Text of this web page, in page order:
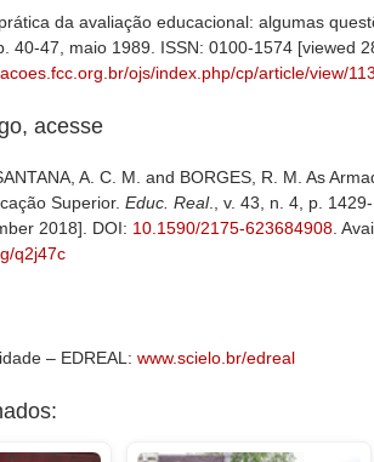
da avaliação educacional: algumas
40-47, maio 1989. ISSN: 0100-1574 [viewed
ojs/index.php/cp/article/view/
acesse
A. C. M. and BORGES, R. M. As
Superior. Educ. Real., v. 43, n. 4, p.
2018]. DOI: 10.1590/2175-623684908 .
q2j47c
– EDREAL: www.scielo.br/edreal